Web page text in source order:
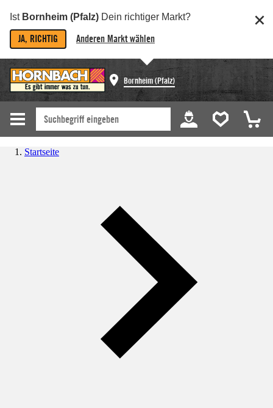
Ist Bornheim (Pfalz) Dein richtiger Markt?
JA, RICHTIG Anderen Markt wählen
Bornheim (Pfalz)
Startseite